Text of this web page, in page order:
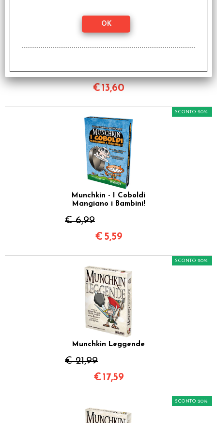
Munchkin 2 - L'Ascia o
€ 16,99
€13,60
Munchkin - I Coboldi
Mangiano i Bambini!
€ 6,99
SCONTO 20%
€ 5,59
Munchkin Leggende
€ 21,99
SCONTO 20%
€ 17,59
SCONTO 20%